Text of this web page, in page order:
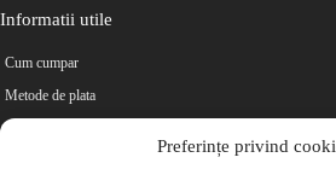
Preferințe privind
Informatii utile
Cum cumpar
Metode de plata